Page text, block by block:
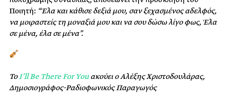
Ποιητή: “Έλα και κάθισε δεξιά μου, σαν ξεχασμένος αδελφός,
να μοιραστείς τη μοναξιά μου και να σου δώσω λίγο φως,Έλα
σε μένα, έλα σε μένα”.
ΤοI’ll Be There For Youακούει ο Αλέξης Χριστοδουλάρας,
Δημοσιογράφος-Ραδιοφωνικός Παραγωγός